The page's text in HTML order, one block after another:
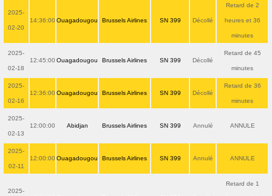
2025-
02-20
14:36:00 Ouagadougou Brussels Airlines SN 399 Décollé
Retard de 2
heures et 36
minutes
2025-
02-18
12:45:00 Ouagadougou Brussels Airlines SN 399 Décollé
Retard de 45
minutes
2025-
02-16
12:36:00 Ouagadougou Brussels Airlines SN 399 Décollé
Retard de 36
minutes
2025-
02-13
12:00:00 Abidjan Brussels Airlines SN 399 Annulé ANNULE
2025-
02-11
12:00:00 Ouagadougou Brussels Airlines SN 399 Annulé ANNULE
2025-
Retard de 1